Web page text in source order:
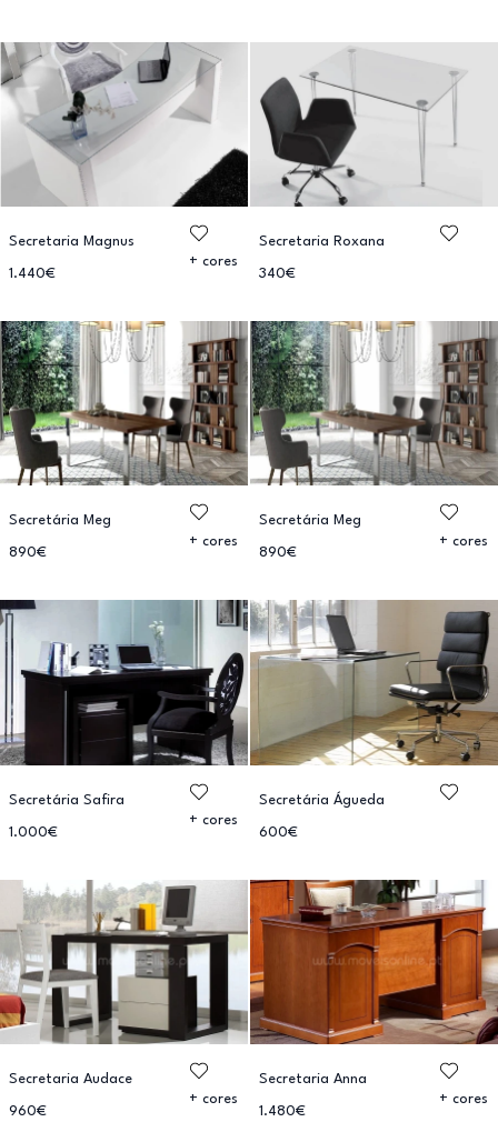
Secretaria Magnus
1.440€
+ cores
Secretaria Roxana
340€
Secretária Meg
890€
+ cores
Secretária Meg
890€
+ cores
Secretária Safira
1.000€
+ cores
Secretária Águeda
600€
Secretaria Audace
960€
+ cores
Secretaria Anna
1.480€
+ cores